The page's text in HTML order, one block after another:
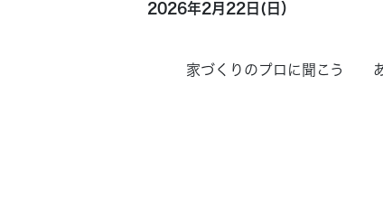
2026年2月22日(日）
家づくりのプロに聞こう あ